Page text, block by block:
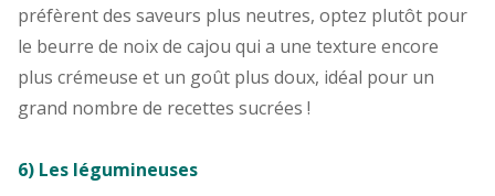
préfèrent des saveurs plus neutres, optez plutôt pour
le beurre de noix de cajou qui a une texture encore
plus crémeuse et un goût plus doux, idéal pour un
grand nombre de recettes sucrées !
6) Les légumineuses